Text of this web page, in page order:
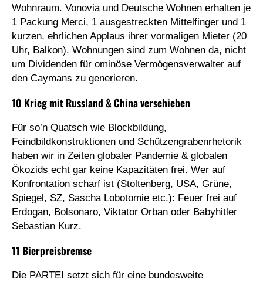
Wohnraum. Vonovia und Deutsche Wohnen erhalten je
1 Packung Merci, 1 ausgestreckten Mittelfinger und 1
kurzen, ehrlichen Applaus ihrer vormaligen Mieter (20
Uhr, Balkon). Wohnungen sind zum Wohnen da, nicht
um Dividenden für ominöse Vermögensverwalter auf
den Caymans zu generieren.
10 Krieg mit Russland & China verschieben
Für so’n Quatsch wie Blockbildung,
Feindbildkonstruktionen und Schützengrabenrhetorik
haben wir in Zeiten globaler Pandemie & globalen
Ökozids echt gar keine Kapazitäten frei. Wer auf
Konfrontation scharf ist (Stoltenberg, USA, Grüne,
Spiegel, SZ, Sascha Lobotomie etc.): Feuer frei auf
Erdogan, Bolsonaro, Viktator Orban oder Babyhitler
Sebastian Kurz.
11 Bierpreisbremse
Die PARTEI setzt sich für eine bundesweite